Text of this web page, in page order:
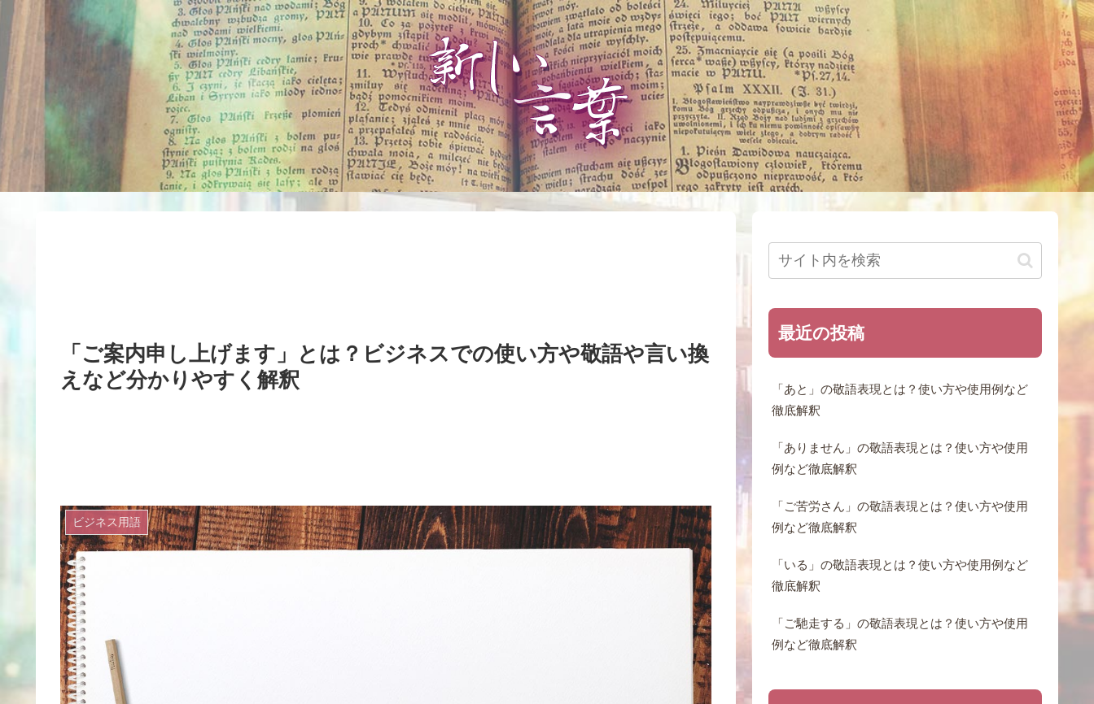
「ご案内申し上げます」とは？ビジネスでの使い方や敬語や言い換
えなど分かりやすく解釈
ビジネス用語
最近の投稿
「あと」の敬語表現とは？使い方や使用例など
徹底解釈
「ありません」の敬語表現とは？使い方や使用
例など徹底解釈
「ご苦労さん」の敬語表現とは？使い方や使用
例など徹底解釈
「いる」の敬語表現とは？使い方や使用例など
徹底解釈
「ご馳走する」の敬語表現とは？使い方や使用
例など徹底解釈